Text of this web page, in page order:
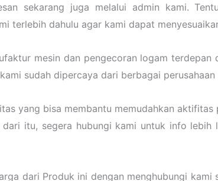
sekarang juga melalui admin kami.
terlebih dahulu agar kami dapat
mesin dan pengecoran logam terdepan
sudah dipercaya dari berbagai
yang bisa membantu memudahkan aktifitas
itu, segera hubungi kami untuk info
dari Produk ini dengan menghubungi kami